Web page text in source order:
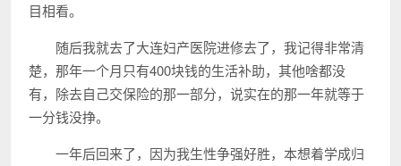
目相看。
随后我就去了大连妇产医院进修去了，我记得非常清
楚，那年一个月只有400块钱的生活补助，其他啥都没
有，除去自己交保险的那一部分，说实在的那一年就等于
一分钱没挣。
一年后回来了，因为我生性争强好胜，本想着学成归